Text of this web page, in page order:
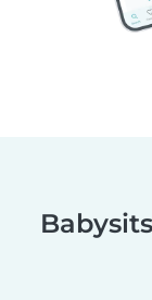
Babysits